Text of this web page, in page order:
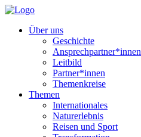
Über uns
Geschichte
Ansprechpartner*innen
Leitbild
Partner*innen
Themenkreise
Themen
Internationales
Naturerlebnis
Reisen und Sport